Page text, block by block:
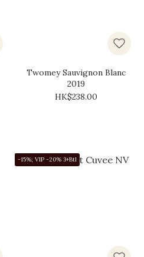
Twomey Sauvignon Blanc
2019
HK$238.00
-15%; VIP -20% 3+Btl